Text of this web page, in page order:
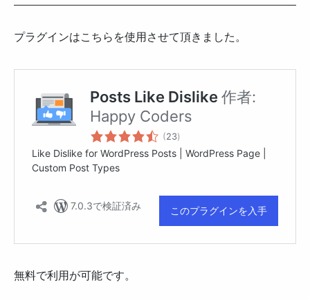
プラグインはこちらを使用させて頂きました。
無料で利用が可能です。